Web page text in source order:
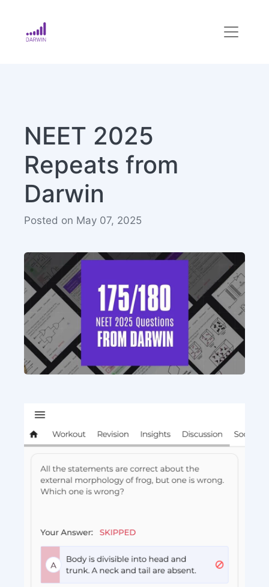
NEET 2025
Repeats from
Darwin
Posted on May 07, 2025